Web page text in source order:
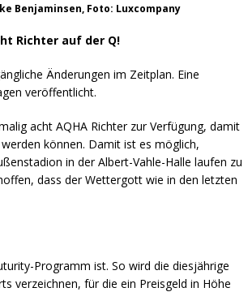
Benjaminsen, Foto: Luxcompany
Richter auf der Q!
Änderungen im Zeitplan. Eine
veröffentlicht.
acht AQHA Richter zur Verfügung, damit
können. Damit ist es möglich,
in der Albert-Vahle-Halle laufen zu
dass der Wettergott wie in den letzten
Programm ist. So wird die diesjährige
verzeichnen, für die ein Preisgeld in Höhe